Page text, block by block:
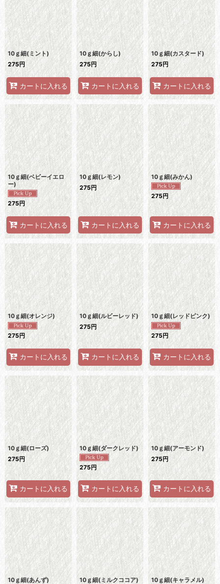
10ｇ細(ミント)
275円
カートに入れる
10ｇ細(からし)
275円
カートに入れる
10ｇ細(カスタード)
275円
カートに入れる
10ｇ細(ベビーイエロ
ー)
275円
カートに入れる
10ｇ細(レモン)
275円
カートに入れる
10ｇ細(みかん)
275円
カートに入れる
10ｇ細(オレンジ)
275円
カートに入れる
10ｇ細(ルビーレッド)
275円
カートに入れる
10ｇ細(レッドピンク)
275円
カートに入れる
10ｇ細(ローズ)
275円
カートに入れる
10ｇ細(ダークレッド)
275円
カートに入れる
10ｇ細(アーモンド)
275円
カートに入れる
10ｇ細(あんず) 10ｇ細(ミルクココア) 10ｇ細(キャラメル)